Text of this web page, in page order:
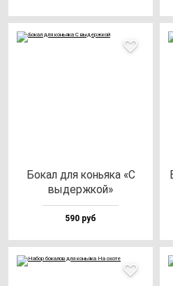
Бокал для конь­яка «С
вы­дер­жкой»
590 руб